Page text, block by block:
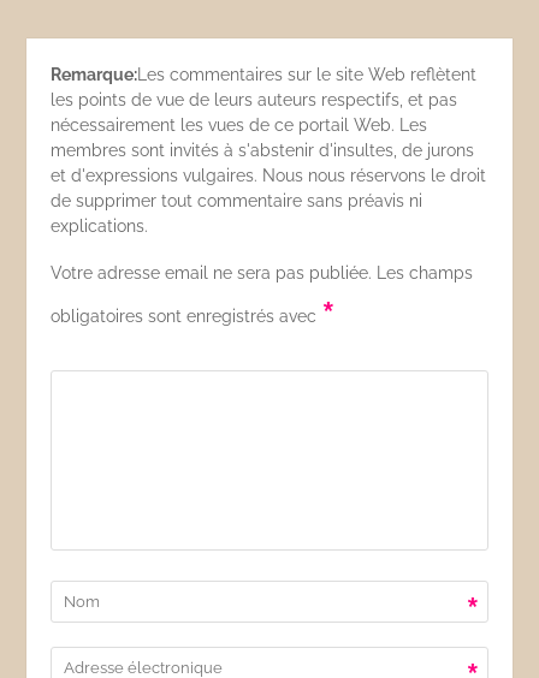
Remarque: Les commentaires sur le site Web reflètent
les points de vue de leurs auteurs respectifs, et pas
nécessairement les vues de ce portail Web. Les
membres sont invités à s'abstenir d'insultes, de jurons
et d'expressions vulgaires. Nous nous réservons le droit
de supprimer tout commentaire sans préavis ni
explications.
Votre adresse email ne sera pas publiée. Les champs
obligatoires sont enregistrés avec *
*